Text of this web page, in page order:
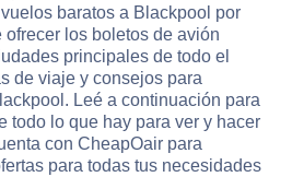
baratos a Blackpool por
los boletos de avión
principales de todo el
de viaje y consejos para
Leé a continuación para
todo lo que hay para ver y hacer
con CheapOair para
para todas tus necesidades